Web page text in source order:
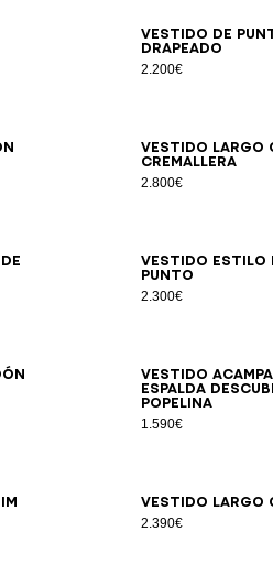
Vestido de
drapeado
2.200€
Vestido largo
cremallera
2.800€
Vestido estilo
punto
2.300€
Vestido
espalda
popelina
1.590€
Vestido largo
2.390€